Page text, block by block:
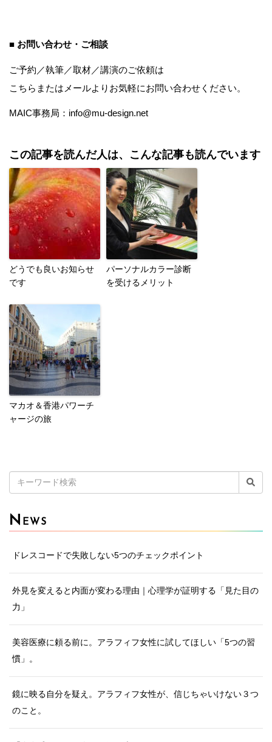
■ お問い合わせ・ご相談
ご予約／執筆／取材／講演のご依頼は
こちら またはメールよりお気軽にお問い合わせください。
MAIC事務局：info@mu-design.net
この記事を読んだ人は、こんな記事も読んでいます
どうでも良いお知らせ
です
パーソナルカラー診断
を受けるメリット
マカオ＆香港パワーチ
ャージの旅
索:
N EWS
ドレスコードで失敗しない5つのチェックポイント
外見を変えると内面が変わる理由｜心理学が証明する「見た目の
力」
美容医療に頼る前に。アラフィフ女性に試してほしい「5つの習
慣」。
鏡に映る自分を疑え。アラフィフ女性が、信じちゃいけない３つ
のこと。